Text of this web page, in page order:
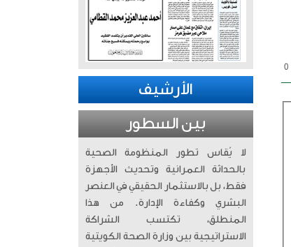
الأرشيف
بين السطور
لا يُقاس تطور المنظومة الصحية
بالحداثة العمرانية وتحديث الأجهزة
فقط، بل بالاستثمار الحقيقي في العنصر
البشري وكفاءة الإدارة. من هذا
المنطلق، تكتسب الشراكة
الاستراتيجية بين وزارة الصحة الكويتية